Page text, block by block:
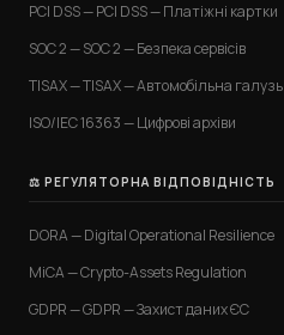
PCI DSS — PCI DSS — Платіжні картки
SOC 2 — SOC 2 — Безпека сервісів
TISAX — TISAX — Автомобільна галузь
ISO/IEC 16363 — Цифрові архіви
⚖️ РЕГУЛЯТОРНА ВІДПОВІДНІСТЬ
DORA — Digital Operational Resilience
MiCA — Crypto-Assets Regulation
GDPR — GDPR — Захист даних ЄС